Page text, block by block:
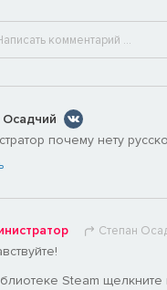
Осадчий
почему нету
Степан
Steam щелкните